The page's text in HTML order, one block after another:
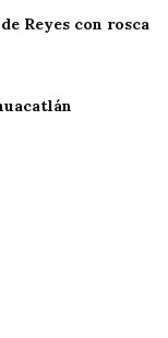
las
Reyes con rosca